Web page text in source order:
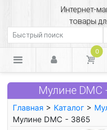
Интернет-
товары
0
Мулине DMC
Главная > Каталог >
Мулине DMC - 3865